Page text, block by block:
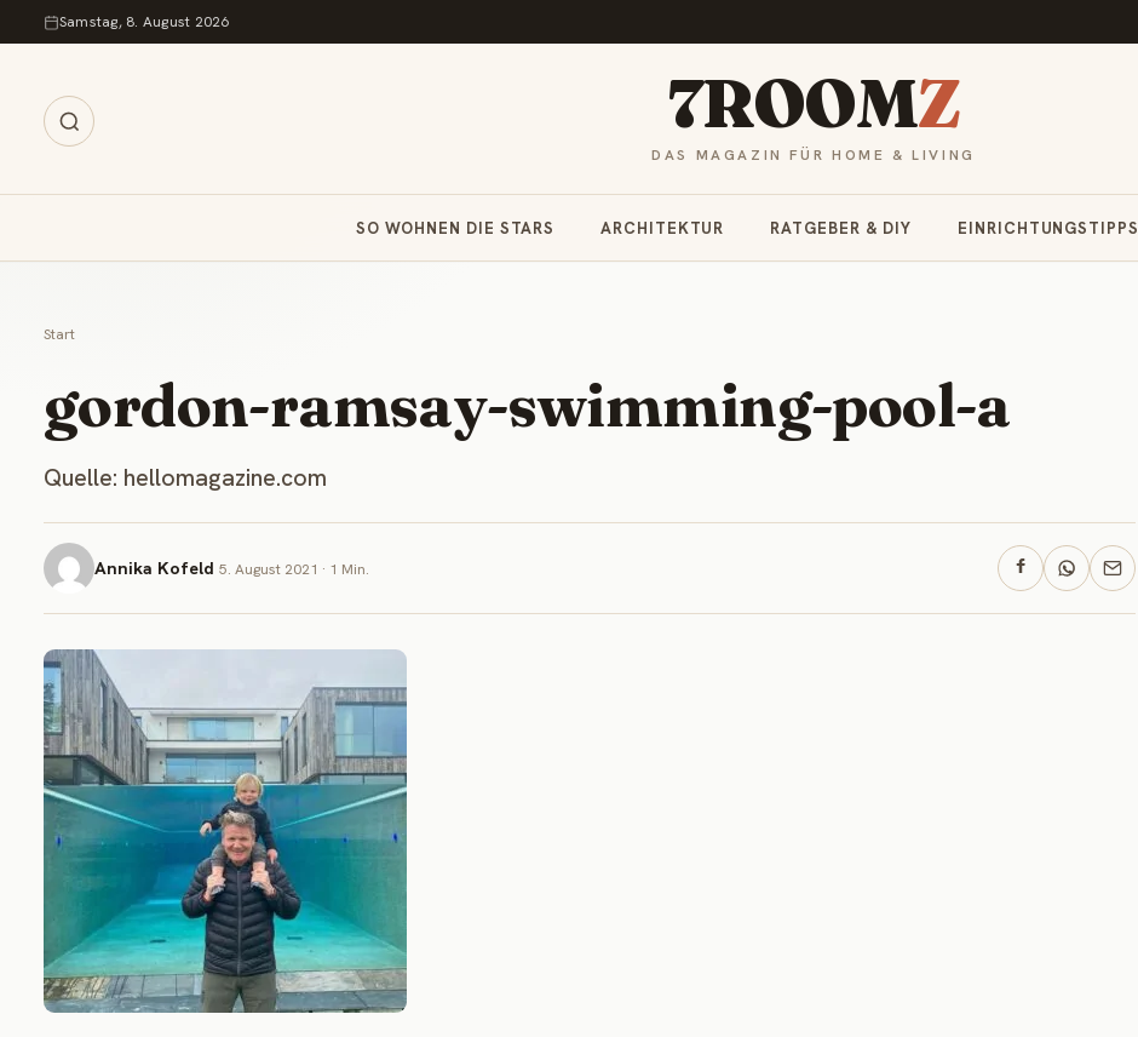
Zum Inhalt springen
Samstag, 8. August 2026
7ROOMZ
DAS MAGAZIN FÜR HOME & LIVING
SO WOHNEN DIE STARS ARCHITEKTUR RATGEBER & DIY EINRICHTUNGSTIPPS
Start
gordon-ramsay-swimming-pool-a
Quelle: hellomagazine.com
Annika Kofeld 5. August 2021 · 1 Min.